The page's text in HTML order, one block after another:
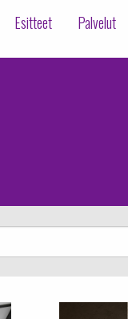
Esitteet Palvelut